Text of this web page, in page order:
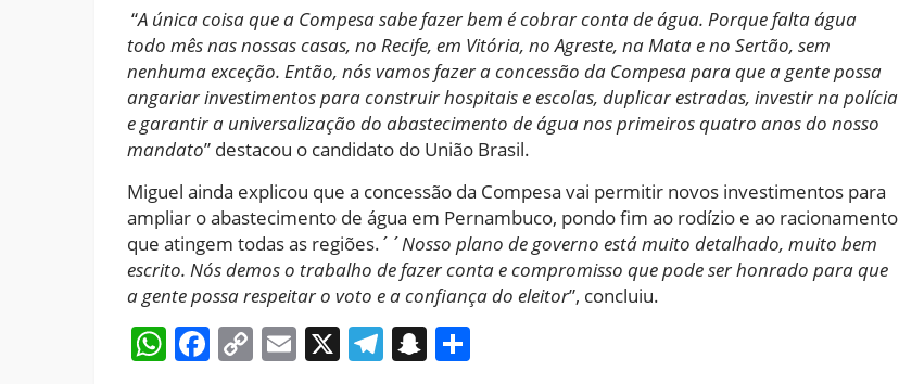
“A única coisa que a Compesa sabe fazer bem é cobrar conta de água. Porque falta água
todo mês nas nossas casas, no Recife, em Vitória, no Agreste, na Mata e no Sertão, sem
nenhuma exceção. Então, nós vamos fazer a concessão da Compesa para que a gente possa
angariar investimentos para construir hospitais e escolas, duplicar estradas, investir na polícia
e garantir a universalização do abastecimento de água nos primeiros quatro anos do nosso
mandato” destacou o candidato do União Brasil.
Miguel ainda explicou que a concessão da Compesa vai permitir novos investimentos para
ampliar o abastecimento de água em Pernambuco, pondo fim ao rodízio e ao racionamento
que atingem todas as regiões.´´Nosso plano de governo está muito detalhado, muito bem
escrito. Nós demos o trabalho de fazer conta e compromisso que pode ser honrado para que
a gente possa respeitar o voto e a confiança do eleitor”, concluiu.
WhatsApp
Facebook
CopyEmail
X Telegram
Snapchat